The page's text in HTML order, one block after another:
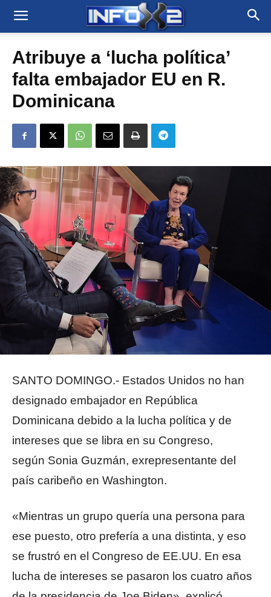
Atribuye a ‘lucha política’
falta embajador EU en R.
Dominicana
SANTO DOMINGO.- Estados Unidos no han
designado embajador en República
Dominicana debido a la lucha política y de
intereses que se libra en su Congreso,
según Sonia Guzmán, exrepresentante del
país caribeño en Washington.
«Mientras un grupo quería una persona para
ese puesto, otro prefería a una distinta, y eso
se frustró en el Congreso de EE.UU. En esa
lucha de intereses se pasaron los cuatro años